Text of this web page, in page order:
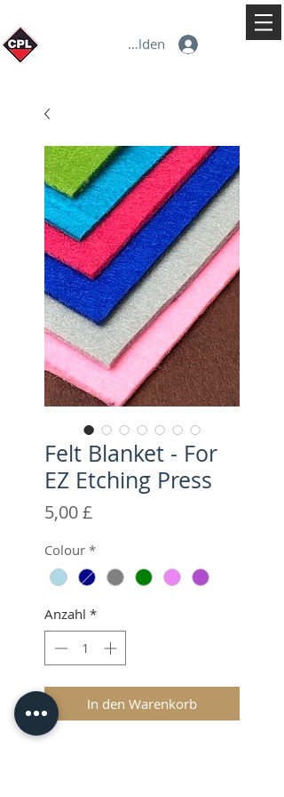
Anmelden
Felt Blanket - For
EZ Etching Press
5,00 £Preis
Colour *
Anzahl *
In den Warenkorb